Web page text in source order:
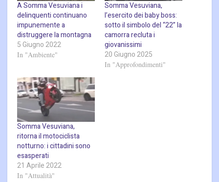
A Somma Vesuviana i
delinquenti continuano
impunemente a
distruggere la montagna
5 Giugno 2022
In "Ambiente"
Somma Vesuviana,
l’esercito dei baby boss:
sotto il simbolo del “22” la
camorra recluta i
giovanissimi
20 Giugno 2025
In "Approfondimenti"
Somma Vesuviana,
ritorna il motociclista
notturno: i cittadini sono
esasperati
21 Aprile 2022
In "Attualità"